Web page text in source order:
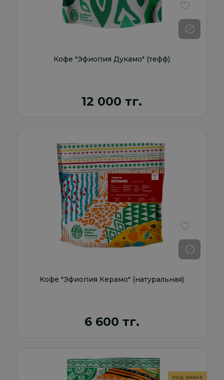
Кофе "Эфиопия Дукамо" (тефф)
12 000 тг.
В
Кофе "Эфиопия Керамо" (натуральная)
6 600 тг.
В